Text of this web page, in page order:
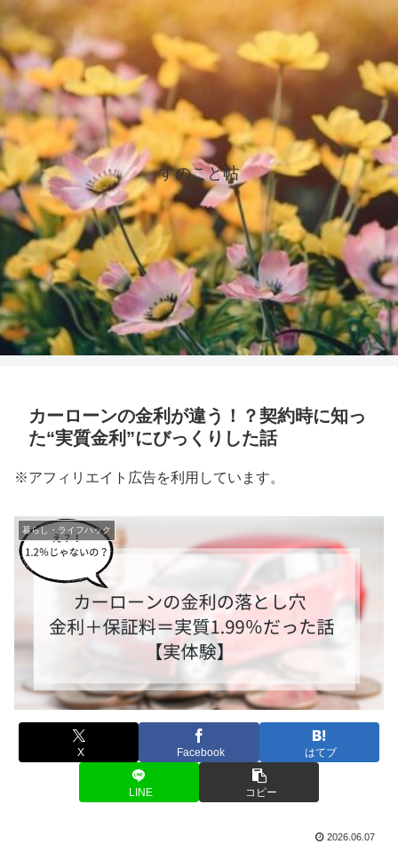
すのこと帖
カーローンの金利が違う！？契約時に知っ
た“実質金利”にびっくりした話
※アフィリエイト広告を利用しています。
暮らし・ライフハック
X Facebook はてブ
LINE コピー
2026.06.07